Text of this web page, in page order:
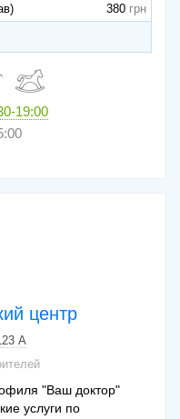
380
19:00
центр
А
"Ваш доктор"
услуги по